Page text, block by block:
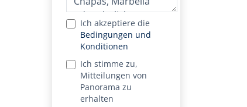
Ich akzeptiere die
Bedingungen und
Konditionen
Ich stimme zu,
Mitteilungen von
Panorama zu
erhalten